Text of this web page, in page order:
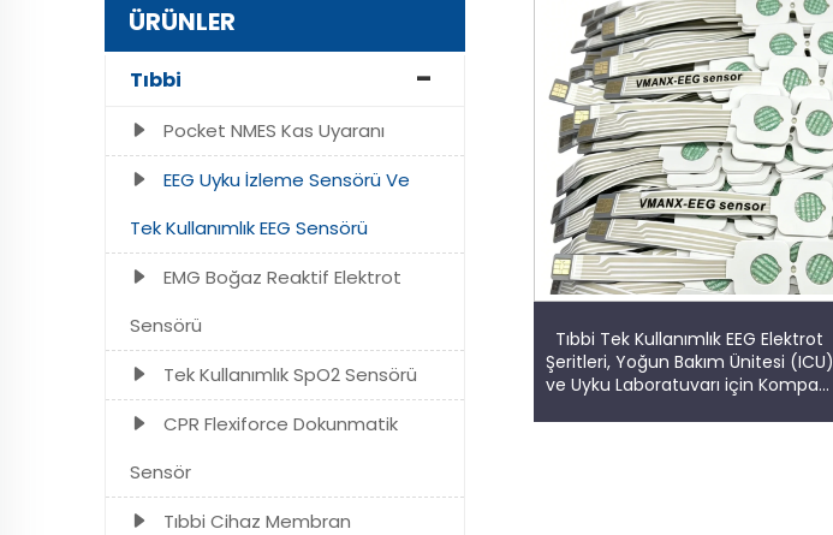
ÜRÜNLER
Tıbbi
Pocket NMES Kas Uyaranı
EEG Uyku İzleme Sensörü Ve
Tek Kullanımlık EEG Sensörü
EMG Boğaz Reaktif Elektrot
Sensörü
Tek Kullanımlık SpO2 Sensörü
CPR Flexiforce Dokunmatik
Sensör
Tıbbi Cihaz Membran
Tıbbi Tek Kullanımlık EEG Elektrot
Şeritleri, Yoğun Bakım Ünitesi (ICU)
ve Uyku Laboratuvarı için Kompakt